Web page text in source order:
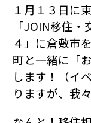
１月１３日に
「JOIN移住
４」に倉敷市
町と一緒に「
します！（イ
りますが、我